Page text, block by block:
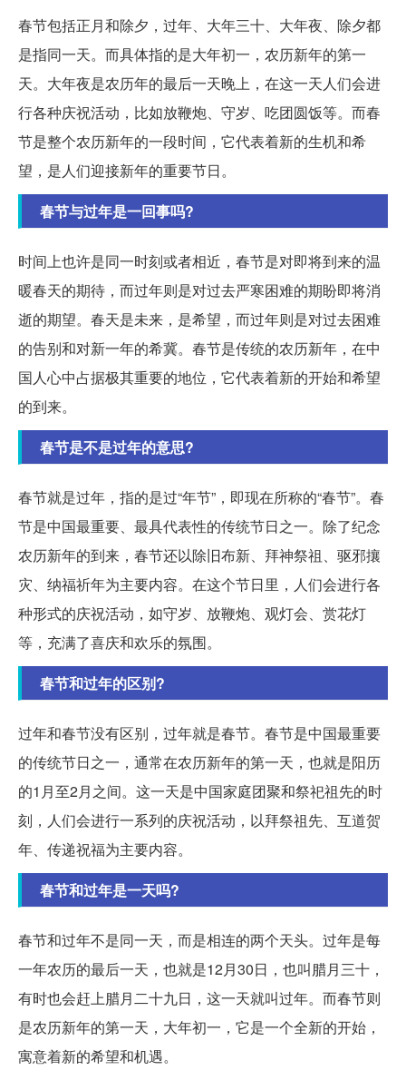
春节包括正月和除夕，过年、大年三十、大年夜、除夕都
是指同一天。而具体指的是大年初一，农历新年的第一
天。大年夜是农历年的最后一天晚上，在这一天人们会进
行各种庆祝活动，比如放鞭炮、守岁、吃团圆饭等。而春
节是整个农历新年的一段时间，它代表着新的生机和希
望，是人们迎接新年的重要节日。
春节与过年是一回事吗?
时间上也许是同一时刻或者相近，春节是对即将到来的温
暖春天的期待，而过年则是对过去严寒困难的期盼即将消
逝的期望。春天是未来，是希望，而过年则是对过去困难
的告别和对新一年的希冀。春节是传统的农历新年，在中
国人心中占据极其重要的地位，它代表着新的开始和希望
的到来。
春节是不是过年的意思?
春节就是过年，指的是过“年节”，即现在所称的“春节”。春
节是中国最重要、最具代表性的传统节日之一。除了纪念
农历新年的到来，春节还以除旧布新、拜神祭祖、驱邪攘
灾、纳福祈年为主要内容。在这个节日里，人们会进行各
种形式的庆祝活动，如守岁、放鞭炮、观灯会、赏花灯
等，充满了喜庆和欢乐的氛围。
春节和过年的区别?
过年和春节没有区别，过年就是春节。春节是中国最重要
的传统节日之一，通常在农历新年的第一天，也就是阳历
的1月至2月之间。这一天是中国家庭团聚和祭祀祖先的时
刻，人们会进行一系列的庆祝活动，以拜祭祖先、互道贺
年、传递祝福为主要内容。
春节和过年是一天吗?
春节和过年不是同一天，而是相连的两个天头。过年是每
一年农历的最后一天，也就是12月30日，也叫腊月三十，
有时也会赶上腊月二十九日，这一天就叫过年。而春节则
是农历新年的第一天，大年初一，它是一个全新的开始，
寓意着新的希望和机遇。